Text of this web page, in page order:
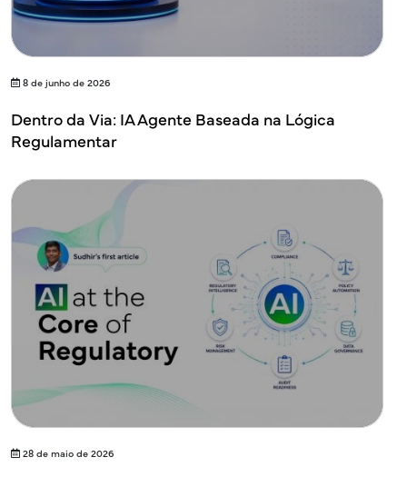
8 de junho de 2026
Dentro da Via: IA Agente Baseada na Lógica
Regulamentar
28 de maio de 2026